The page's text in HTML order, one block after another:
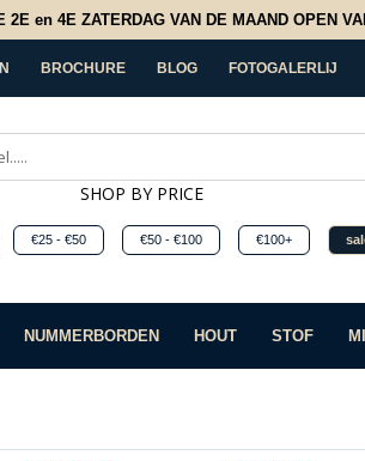
en 4E ZATERDAG VAN DE MAAND OPEN
BROCHURE BLOG FOTOGALERLIJ
SHOP BY PRICE
€25 - €50 €50 - €100 €100+
NUMMERBORDEN HOUT STOF